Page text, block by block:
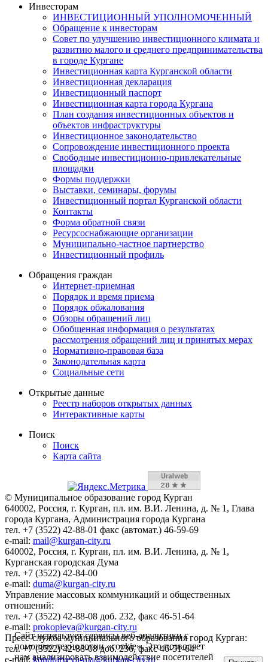
Инвесторам
ИНВЕСТИЦИОННЫЙ УПОЛНОМОЧЕННЫЙ
Обращение к инвесторам
Совет по улучшению инвестиционного климата и
развитию малого и среднего предпринимательства
в городе Кургане
Инвестиционная карта Курганской области
Инвестиционная декларация
Инвестиционный паспорт
Инвестиционная карта города Кургана
План создания инвестиционных объектов и
объектов инфраструктуры
Инвестиционное законодательство
Сопровождение инвестиционного проекта
Свободные инвестиционно-привлекательные
площадки
Формы поддержки
Выставки, семинары, форумы
Инвестиционный портал Курганской области
Контакты
Форма обратной связи
Ресурсоснабжающие организации
Муниципально-частное партнерство
Инвестиционный профиль
Обращения граждан
Интернет-приемная
Порядок и время приема
Порядок обжалования
Обзоры обращений лиц
Обобщенная информация о результатах
рассмотрения обращений лиц и принятых мерах
Нормативно-правовая база
Законодательная карта
Социальные сети
Открытые данные
Реестр наборов открытых данных
Интерактивные карты
Поиск
Поиск
Карта сайта
© Муниципальное образование город Курган
640002, Россия, г. Курган, пл. им. В.И. Ленина, д. № 1, Глава
города Кургана, Администрация города Кургана
тел. +7 (3522) 42-88-01 факс (автомат.) 46-59-69
e-mail: mail@kurgan-city.ru
640002, Россия, г. Курган, пл. им. В.И. Ленина, д. № 1,
Курганская городская Дума
тел. +7 (3522) 42-84-00
e-mail: duma@kurgan-city.ru
Управление массовых коммуникаций и общественных
отношений:
тел. +7 (3522) 42-88-08 доб. 232, факс 46-51-64
e-mail: prokopieva@kurgan-city.ru
Пресс-служба муниципального образования город Курган:
тел. +7 (3522) 42-88-08 доб. 236, факс 46-51-64
e-mail:kondratyeva-ma@kurgan-city.ru
Сайт использует сервисы веб-аналитики с
помощью технологии «cookie». Это позволяет
нам анализировать взаимодействие посетителей